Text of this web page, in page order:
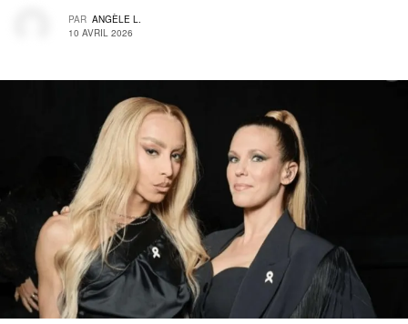
PAR ANGÈLE L.
10 AVRIL 2026